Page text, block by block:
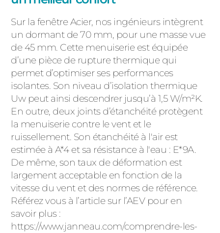
Sur la fenêtre Acier, nos ingénieurs intègrent
un dormant de 70 mm, pour une masse vue
de 45 mm. Cette menuiserie est équipée
d’une pièce de rupture thermique qui
permet d’optimiser ses performances
isolantes. Son niveau d’isolation thermique
Uw peut ainsi descendrer jusqu’à 1,5 W/m²K.
En outre, deux joints d’étanchéité protègent
la menuiserie contre le vent et le
ruissellement. Son étanchéité à l'air est
estimée à A*4 et sa résistance à l'eau : E*9A.
De même, son taux de déformation est
largement acceptable en fonction de la
vitesse du vent et des normes de référence.
Référez vous à l’article sur l’AEV pour en
savoir plus :
https://www.janneau.com/comprendre-les-